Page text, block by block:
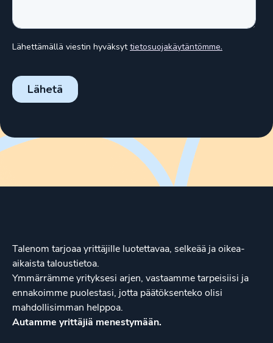
Talenom tarjoaa yrittäjille luotettavaa, selkeää ja oikea-
aikaista taloustietoa.
Ymmärrämme yrityksesi arjen, vastaamme tarpeisiisi ja
ennakoimme puolestasi, jotta päätöksenteko olisi
mahdollisimman helppoa.
Autamme yrittäjiä menestymään.